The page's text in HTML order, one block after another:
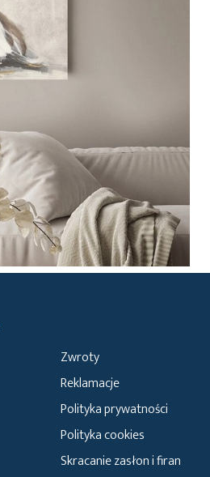
Zwroty
Reklamacje
Polityka prywatności
Polityka cookies
Skracanie zasłon i firan